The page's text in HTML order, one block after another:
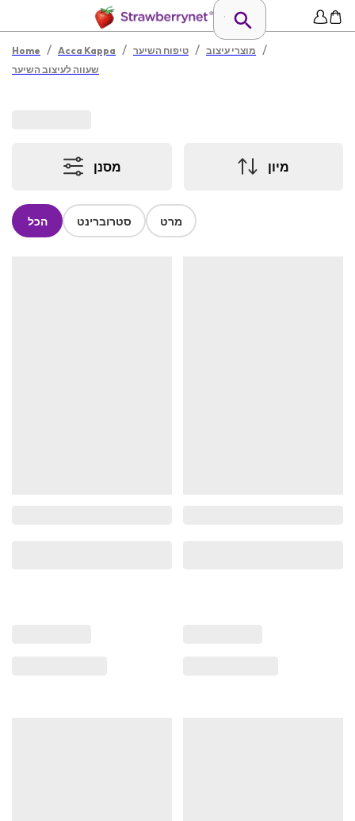
Home / Acca Kappa / טיפוח השיער / מוצרי עיצוב /
שעווה לעיצוב השיער
מסנן מיון
הכל סטרוברינט מרט